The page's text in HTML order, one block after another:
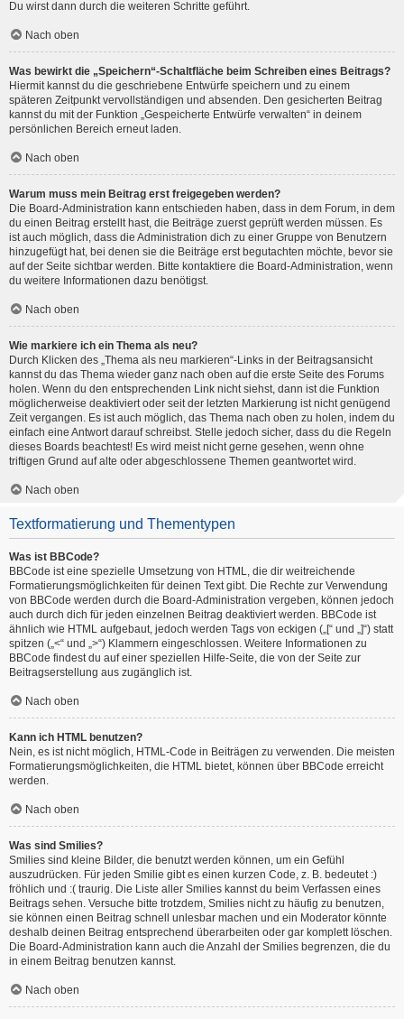
Du wirst dann durch die weiteren Schritte geführt.
Nach oben
Was bewirkt die „Speichern“-Schaltfläche beim Schreiben eines Beitrags?
Hiermit kannst du die geschriebene Entwürfe speichern und zu einem
späteren Zeitpunkt vervollständigen und absenden. Den gesicherten Beitrag
kannst du mit der Funktion „Gespeicherte Entwürfe verwalten“ in deinem
persönlichen Bereich erneut laden.
Nach oben
Warum muss mein Beitrag erst freigegeben werden?
Die Board-Administration kann entschieden haben, dass in dem Forum, in dem
du einen Beitrag erstellt hast, die Beiträge zuerst geprüft werden müssen. Es
ist auch möglich, dass die Administration dich zu einer Gruppe von Benutzern
hinzugefügt hat, bei denen sie die Beiträge erst begutachten möchte, bevor sie
auf der Seite sichtbar werden. Bitte kontaktiere die Board-Administration, wenn
du weitere Informationen dazu benötigst.
Nach oben
Wie markiere ich ein Thema als neu?
Durch Klicken des „Thema als neu markieren“-Links in der Beitragsansicht
kannst du das Thema wieder ganz nach oben auf die erste Seite des Forums
holen. Wenn du den entsprechenden Link nicht siehst, dann ist die Funktion
möglicherweise deaktiviert oder seit der letzten Markierung ist nicht genügend
Zeit vergangen. Es ist auch möglich, das Thema nach oben zu holen, indem du
einfach eine Antwort darauf schreibst. Stelle jedoch sicher, dass du die Regeln
dieses Boards beachtest! Es wird meist nicht gerne gesehen, wenn ohne
triftigen Grund auf alte oder abgeschlossene Themen geantwortet wird.
Nach oben
Textformatierung und Thementypen
Was ist BBCode?
BBCode ist eine spezielle Umsetzung von HTML, die dir weitreichende
Formatierungsmöglichkeiten für deinen Text gibt. Die Rechte zur Verwendung
von BBCode werden durch die Board-Administration vergeben, können jedoch
auch durch dich für jeden einzelnen Beitrag deaktiviert werden. BBCode ist
ähnlich wie HTML aufgebaut, jedoch werden Tags von eckigen („[“ und „]“) statt
spitzen („<“ und „>“) Klammern eingeschlossen. Weitere Informationen zu
BBCode findest du auf einer speziellen Hilfe-Seite, die von der Seite zur
Beitragserstellung aus zugänglich ist.
Nach oben
Kann ich HTML benutzen?
Nein, es ist nicht möglich, HTML-Code in Beiträgen zu verwenden. Die meisten
Formatierungsmöglichkeiten, die HTML bietet, können über BBCode erreicht
werden.
Nach oben
Was sind Smilies?
Smilies sind kleine Bilder, die benutzt werden können, um ein Gefühl
auszudrücken. Für jeden Smilie gibt es einen kurzen Code, z. B. bedeutet :)
fröhlich und :( traurig. Die Liste aller Smilies kannst du beim Verfassen eines
Beitrags sehen. Versuche bitte trotzdem, Smilies nicht zu häufig zu benutzen,
sie können einen Beitrag schnell unlesbar machen und ein Moderator könnte
deshalb deinen Beitrag entsprechend überarbeiten oder gar komplett löschen.
Die Board-Administration kann auch die Anzahl der Smilies begrenzen, die du
in einem Beitrag benutzen kannst.
Nach oben